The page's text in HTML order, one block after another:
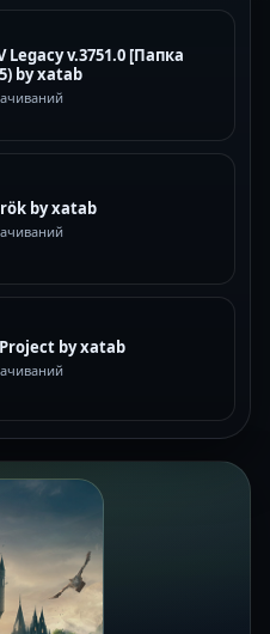
v.3751.0 [Папка
by xatab
by xatab
by xatab